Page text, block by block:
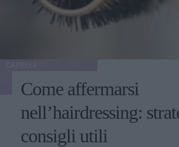
Come affermarsi
nell’hairdressing:
consigli utili